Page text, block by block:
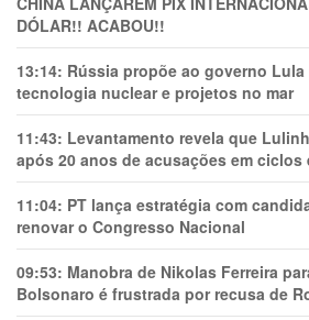
DÓLAR!! ACABOU!!
13:14: Rússia propõe ao governo Lula
tecnologia nuclear e projetos no mar
11:43: Levantamento revela que
após 20 anos de acusações em ciclos
11:04: PT lança estratégia com
renovar o Congresso Nacional
09:53: Manobra de Nikolas Ferreira
Bolsonaro é frustrada por recusa de